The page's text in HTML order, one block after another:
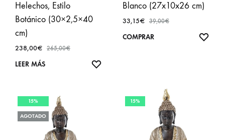
Helechos, Estilo
Botánico (30×2,5×40
cm)
238,00€ 265,00€
LEER MÁS
Blanco (27x10x26 cm)
33,15€ 39,00€
COMPRAR
15%
AGOTADO
15%